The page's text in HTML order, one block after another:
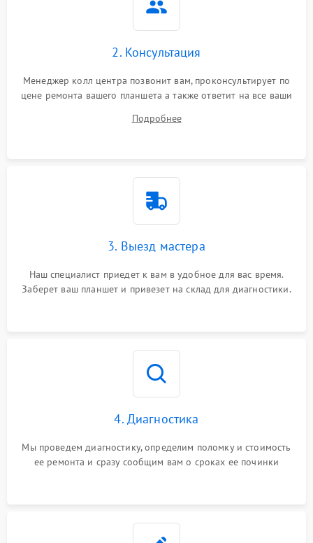
Питание и аккумулятор
2. Консультация
Менеджер колл центра позвонит вам, проконсультирует по
цене ремонта вашего планшета а также ответит на все ваши
Подробнее
3. Выезд мастера
Наш специалист приедет к вам в удобное для вас время.
Заберет ваш планшет и привезет на склад для диагностики.
4. Диагностика
Мы проведем диагностику, определим поломку и стоимость
ее ремонта и сразу сообщим вам о сроках ее починки